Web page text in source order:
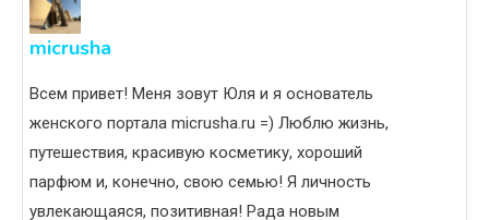
micrusha
Всем привет! Меня зовут Юля и я основатель
женского портала micrusha.ru =) Люблю жизнь,
путешествия, красивую косметику, хороший
парфюм и, конечно, свою семью! Я личность
увлекающаяся, позитивная! Рада новым